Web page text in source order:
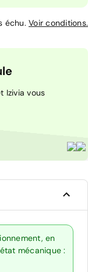
échu. Voir conditions.
Izivia vous
en
mécanique :